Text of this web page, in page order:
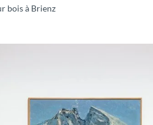
bois à Brienz